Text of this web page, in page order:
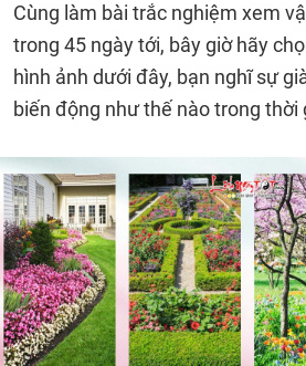
Cùng làm bài trắc nghiệm xem
trong 45 ngày tới, bây giờ hãy
hình ảnh dưới đây, bạn nghĩ sự
biến động như thế nào trong thời